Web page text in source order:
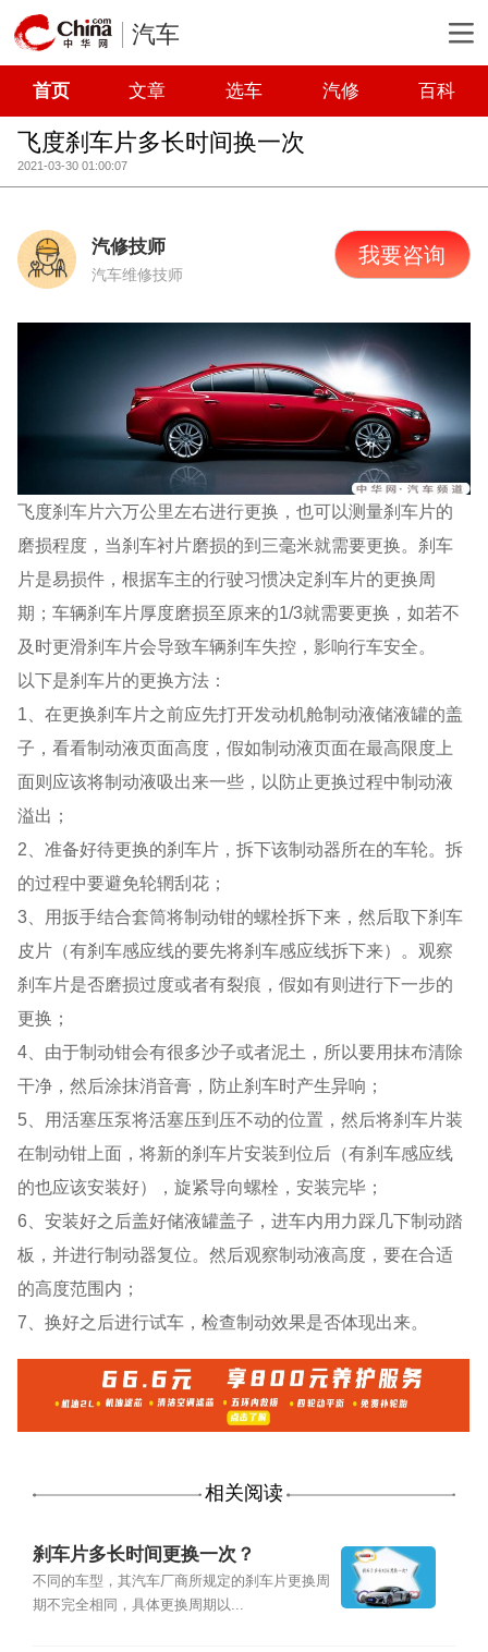
汽车
首页 文章 选车 汽修 百科
飞度刹车片多长时间换一次
2021-03-30 01:00:07
汽修技师
汽车维修技师
我要咨询
飞度刹车片六万公里左右进行更换，也可以测量刹车片的
磨损程度，当刹车衬片磨损的到三毫米就需要更换。刹车
片是易损件，根据车主的行驶习惯决定刹车片的更换周
期；车辆刹车片厚度磨损至原来的1/3就需要更换，如若不
及时更滑刹车片会导致车辆刹车失控，影响行车安全。
以下是刹车片的更换方法：
1、在更换刹车片之前应先打开发动机舱制动液储液罐的盖
子，看看制动液页面高度，假如制动液页面在最高限度上
面则应该将制动液吸出来一些，以防止更换过程中制动液
溢出；
2、准备好待更换的刹车片，拆下该制动器所在的车轮。拆
的过程中要避免轮辋刮花；
3、用扳手结合套筒将制动钳的螺栓拆下来，然后取下刹车
皮片（有刹车感应线的要先将刹车感应线拆下来）。观察
刹车片是否磨损过度或者有裂痕，假如有则进行下一步的
更换；
4、由于制动钳会有很多沙子或者泥土，所以要用抹布清除
干净，然后涂抹消音膏，防止刹车时产生异响；
5、用活塞压泵将活塞压到压不动的位置，然后将刹车片装
在制动钳上面，将新的刹车片安装到位后（有刹车感应线
的也应该安装好），旋紧导向螺栓，安装完毕；
6、安装好之后盖好储液罐盖子，进车内用力踩几下制动踏
板，并进行制动器复位。然后观察制动液高度，要在合适
的高度范围内；
7、换好之后进行试车，检查制动效果是否体现出来。
相关阅读
刹车片多长时间更换一次？
不同的车型，其汽车厂商所规定的刹车片更换周
期不完全相同，具体更换周期以...